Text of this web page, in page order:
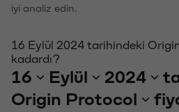
iyi analiz edin.
16 Eylül 2024 tarihindeki
kadardı?
16 Eylül 2024
Origin Protocol